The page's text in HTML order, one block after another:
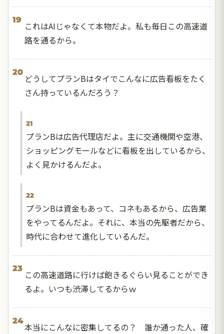
19
これはAIじゃなくて本物だよ。私も毎日この高速道
路を通るから。
20
どうしてプランBはタイでこんなに広告看板をたく
さん持っているんだろう？
21
プランBは広告代理店だよ。主に交通機関や空港、
ショッピングモールなどに看板を出しているから、
よく見かけるんだよ。
22
プランBは資金もあって、コネもあるから、広告業
をやってるんだよ。それに、本当の先駆者だから、
時代に合わせて進化しているんだ。
23
この高速道路に行けば飽きるぐらい見ることができ
るよ。いつも渋滞してるからｗ
24
本当にこんなに密集してるの？ 誰か通った人、確